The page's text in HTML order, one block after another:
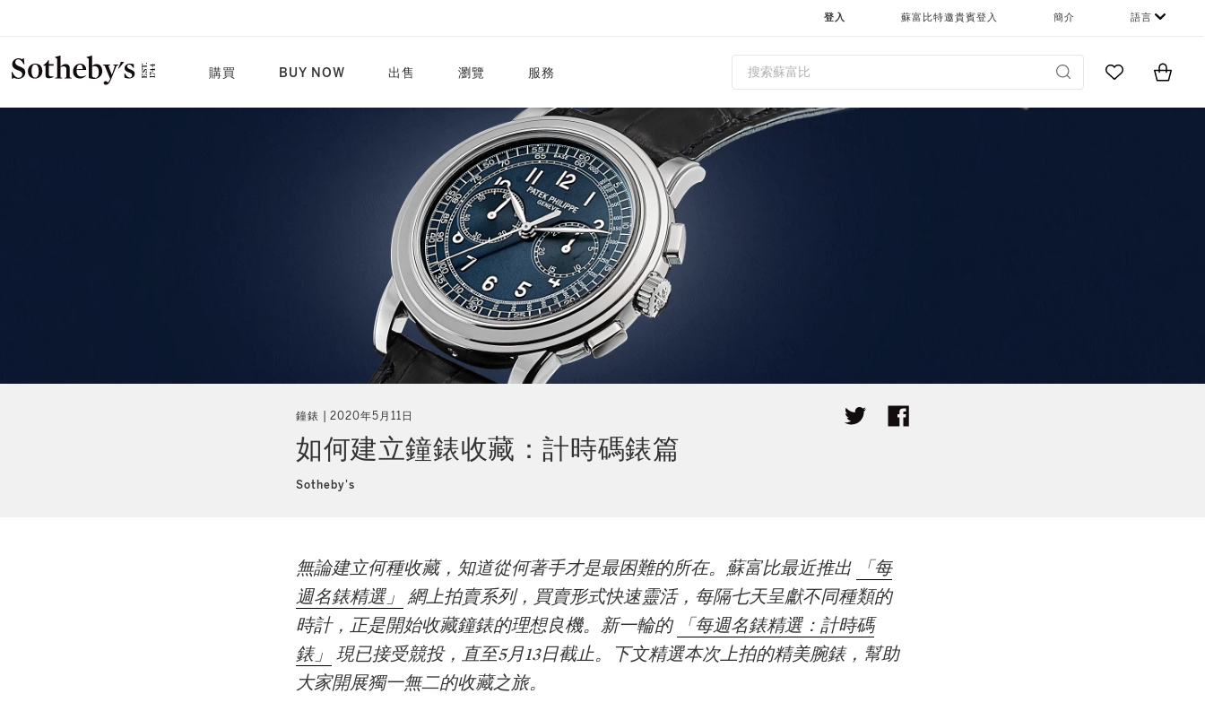
購買 BUY NOW 出售 瀏覽 服務
登入 蘇富比特邀貴賓登入 簡介 語言
Go to MyItems
鐘錶 2020年5月11日
如何建立鐘錶收藏：計時碼錶篇
Sotheby's
無論建立何種收藏，知道從何著手才是最困難的所在。蘇富比最近推出
「每
週名錶精選」 網上拍賣系列，買賣形式快速靈活，每隔七天呈獻不同種類的
時計，正是開始收藏鐘錶的理想良機。新一輪的
「每週名錶精選：計時碼
錶」 現已接受競投，直至5月13日截止。下文精選本次上拍的精美腕錶，幫助
大家開展獨一無二的收藏之旅。